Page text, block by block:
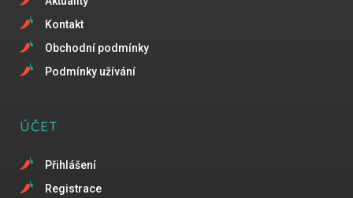
Kontakt
Obchodní podmínky
Podmínky užívání
ÚČET
Přihlášení
Registrace